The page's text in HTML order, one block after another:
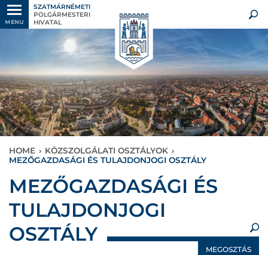
MENU
SZATMÁRNÉMETI
POLGÁRMESTERI
HIVATAL
HOME › KÖZSZOLGÁLATI OSZTÁLYOK ›
MEZŐGAZDASÁGI ÉS TULAJDONJOGI OSZTÁLY
MEZŐGAZDASÁGI ÉS
TULAJDONJOGI
OSZTÁLY
MEGOSZTÁS